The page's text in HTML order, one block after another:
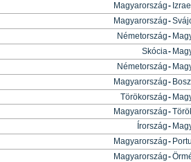
Magyarország-
Magyarország-
Németország-
Skócia-
Németország-
Magyarország-
Törökország-
Magyarország-
Írország-
Magyarország-
Magyarország-